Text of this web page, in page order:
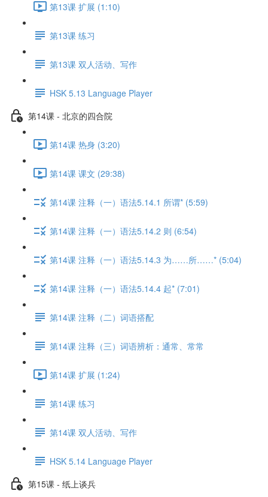
第13课 扩展 (1:10)
第13课 练习
第13课 双人活动、写作
HSK 5.13 Language Player
第14课 - 北京的四合院
第14课 热身 (3:20)
第14课 课文 (29:38)
第14课 注释（一）语法5.14.1 所谓* (5:59)
第14课 注释（一）语法5.14.2 则 (6:54)
第14课 注释（一）语法5.14.3 为……所……* (5:04)
第14课 注释（一）语法5.14.4 起* (7:01)
第14课 注释（二）词语搭配
第14课 注释（三）词语辨析：通常、常常
第14课 扩展 (1:24)
第14课 练习
第14课 双人活动、写作
HSK 5.14 Language Player
第15课 - 纸上谈兵